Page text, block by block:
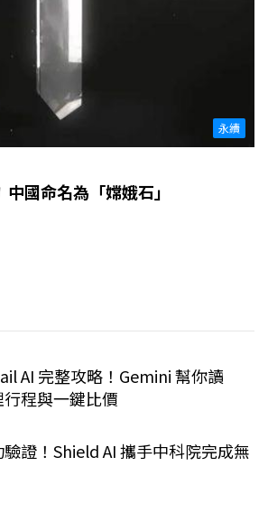
永續
國命名為「嫦娥石」
AI 完整攻略！Gemini 幫你讀
程與一鍵比價
證！Shield AI 攜手中科院完成無